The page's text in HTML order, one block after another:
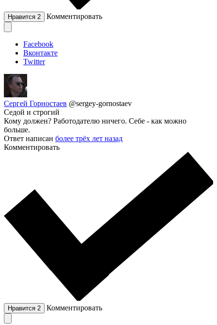
Нравится 2 Комментировать
Facebook
Вконтакте
Twitter
Сергей Горностаев @sergey-gornostaev
Седой и строгий
Кому должен? Работодателю ничего. Себе - как можно
больше.
Ответ написан более трёх лет назад
Комментировать
Нравится 2 Комментировать